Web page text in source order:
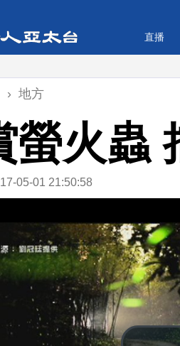
直播
› 地方
螢火蟲
05-01 21:50:58